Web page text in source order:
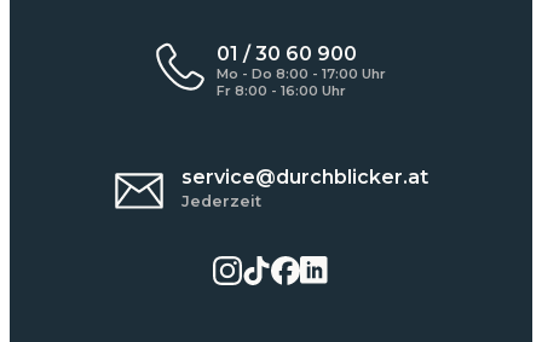
01 / 30 60 900
Mo - Do 8:00 - 17:00 Uhr
Fr 8:00 - 16:00 Uhr
service@durchblicker.at
Jederzeit